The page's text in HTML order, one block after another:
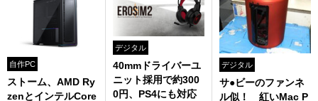
自作PC
ストーム、AMD Ry
zenとインテルCore
デジタル
40mmドライバーユ
ニット採用で約300
0円、PS4にも対応
デジタル
サ●ビーのファンネ
ル似！ 紅いMac P